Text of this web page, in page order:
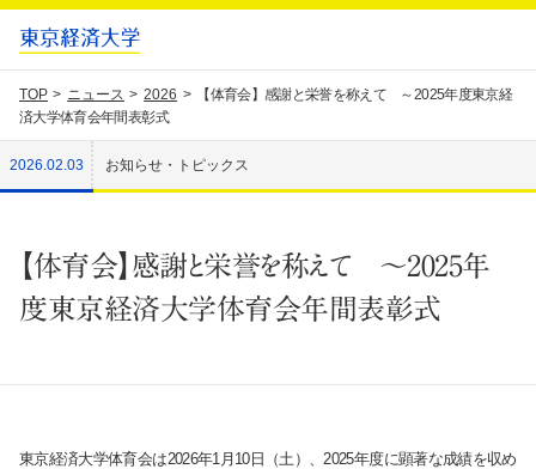
TOP ニュース 2026
【体育会】感謝と栄誉を称えて ～2025年度東京経
済大学体育会年間表彰式
2026.02.03 お知らせ・トピックス
【体育会】感謝と栄誉を称えて ～2025年
度東京経済大学体育会年間表彰式
東京経済大学体育会は2026年1月 10日（土）、2025年度に顕著な成績を収め